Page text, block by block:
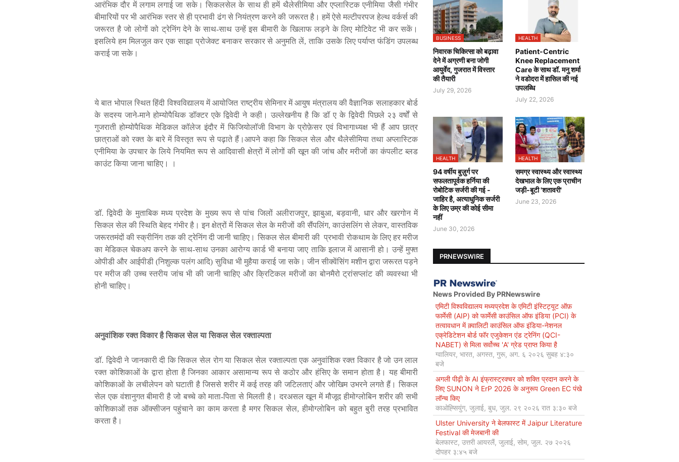
आरंभिक दौर में लगाम लगाई जा सके। सिकलसेल के साथ ही हमें थैलेसीमिया और एप्लास्टिक एनीमिया जैसी गंभीर
बीमारियों पर भी आरंभिक स्तर से ही प्रभावी ढंग से नियंत्रण करने की जरूरत है। हमें ऐसे मल्टीपरपज हेल्थ वर्कर्स की
जरूरत है जो लोगों को ट्रेनिंग देने के साथ-साथ उन्हें इस बीमारी के खिलाफ लड़ने के लिए मोटिवेट भी कर सकें।
इसलिये हम मिलजुल कर एक साझा प्रोजेक्ट बनाकर सरकार से अनुमति लें, ताकि उसके लिए पर्याप्त फंडिंग उपलब्ध
कराई जा सके।
ये बात भोपाल स्थित हिंदी विश्वविद्यालय में आयोजित राष्ट्रीय सेमिनार में आयुष मंत्रालय की वैज्ञानिक सलाहकार बोर्ड
के सदस्य जाने-माने होम्योपैथिक डॉक्टर एके द्विवेदी ने कही। उल्लेखनीय है कि डॉ ए के द्विवेदी पिछले २३ वर्षों से
गुजराती होम्योपैथिक मेडिकल कॉलेज इंदौर में फिजियोलॉजी विभाग के प्रोफ़ेसर एवं विभागाध्यक्ष भी हैं आप छात्र
छात्राओं को रक्त के बारे में विस्तृत रूप से पढ़ाते हैं।आपने कहा कि सिकल सेल और थैलेसीमिया तथा अप्लास्टिक
एनीमिया के उपचार के लिये नियमित रूप से आदिवासी क्षेत्रों में लोगों की खून की जांच और मरीजों का कंपलीट ब्लड
काउंट किया जाना चाहिए। ।
डॉ.द्विवेदी के मुताबिक मध्य प्रदेश के मुख्य रूप से पांच जिलों अलीराजपुर,झाबुआ,बड़वानी, धार और खरगोन में
सिकल सेल की स्थिति बेहद गंभीर है। इन क्षेत्रों में सिकल सेल के मरीजों की सैंपलिंग, काउंसलिंग से लेकर,वास्तविक
जरूरतमंदों की स्क्रीनिंग तक की ट्रेनिंग दी जानी चाहिए। सिकल सेल बीमारी की प्रभावी रोकथाम के लिए हर मरीज
का मेडिकल चेकअप करने के साथ-साथ उनका आरोग्य कार्ड भी बनाया जाए ताकि इलाज में आसानी हो। उन्हें मुफ्त
ओपीडी और आईपीडी(निशुल्क पलंग आदि) सुविधा भी मुहैया कराई जा सके। जीन सीक्वेंसिंग मशीन द्वारा जरूरत पड़ने
पर मरीज की उच्च स्तरीय जांच भी की जानी चाहिए और क्रिटिकल मरीजों का बोनमैरो ट्रांसप्लांट की व्यवस्था भी
होनी चाहिए।
अनुवांशिक रक्त विकार है सिकल सेल या सिकल सेल रक्ताल्पता
डॉ. द्विवेदी ने जानकारी दी कि सिकल सेल रोग या सिकल सेल रक्ताल्पता एक अनुवांशिक रक्त विकार है जो उन लाल
रक्त कोशिकाओं के द्वारा होता है जिनका आकार असामान्य रूप से कठोर और हंसिए के समान होता है। यह बीमारी
कोशिकाओं के लचीलेपन को घटाती है जिससे शरीर में कई तरह की जटिलताएं और जोखिम उभरने लगते हैं। सिकल
सेल एक वंशानुगत बीमारी है जो बच्चे को माता-पिता से मिलती है। दरअसल खून में मौजूद हीमोग्लोबिन शरीर की सभी
कोशिकाओं तक ऑक्सीजन पहुंचाने का काम करता है मगर सिकल सेल,हीमोग्लोबिन को बहुत बुरी तरह प्रभावित
करता है।
BUSINESS
निवारक चिकित्सा को बढ़ावा
देने में अग्रणी बना जोगी
आयुर्वेद, गुजरात में विस्तार
की तैयारी
July 29, 2026
HEALTH
Patient-Centric
Knee Replacement
Care के साथ डॉ. मनु शर्मा
ने वडोदरा में हासिल की नई
उपलब्धि
July 22, 2026
HEALTH
94 वर्षीय बुज़ुर्ग पर
सफलतापूर्वक हर्निया की
रोबोटिक सर्जरी की गई -
जाहिर है, अत्याधुनिक सर्जरी
के लिए उम्र की कोई सीमा
नहीं
June 30, 2026
HEALTH
समग्र स्वास्थ्य और स्वास्थ्य
देखभाल के लिए एक प्राचीन
जड़ी-बूटी 'शतावरी'
June 23, 2026
PRNEWSWIRE
News Provided By PRNewswire
एमिटी विश्वविद्यालय मध्यप्रदेश के एमिटी इंस्टिट्यूट ऑफ़
फार्मेसी (AIP) को फार्मेसी काउंसिल ऑफ इंडिया (PCI) के
तत्वावधान में क़्वालिटी काउंसिल ऑफ इंडिया-नेशनल
एक्रेडिटेशन बोर्ड फॉर एजुकेशन एंड ट्रेनिंग (QCI-
NABET) से मिला सर्वोच्च 'A' ग्रेड प्राप्त किया है
ग्वालियर, भारत, अगस्त, गुरू, अग. ६ २०२६ सुबह ४:३०
बजे
अगली पीढ़ी के AI इंफ्रास्ट्रक्चर को शक्ति प्रदान करने के
लिए SUNON ने ErP 2026 के अनुरूप Green EC पंखे
लॉन्च किए
काओह्सियुंग, जुलाई, बुध, जुल. २९ २०२६ रात ३:३० बजे
Ulster University ने बेलफास्ट में Jaipur Literature
Festival की मेजबानी की
बेलफास्ट, उत्तरी आयरलैं, जुलाई, सोम, जुल. २७ २०२६
दोपहर ३:४५ बजे